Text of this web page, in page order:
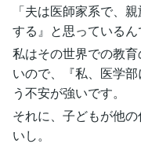
「夫は医師家系で、
する』と思っているん
私はその世界での教
いので、『私、医学
う不安が強いです。
それに、子どもが他
いし。